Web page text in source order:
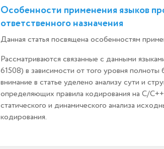
Особенности применения языков
ответственного назначения
Данная статья посвящена особенностям
Рассматриваются связанные с данными
61508) в зависимости от того уровня
внимание в статье уделено анализу сути и
определяющих правила кодирования на С/С++
статического и динамического анализа
кодирования.